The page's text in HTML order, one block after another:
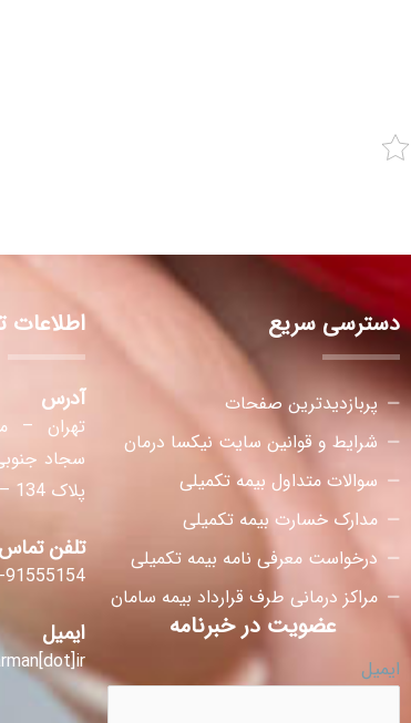
دسترسی سریع
پربازدیدترین صفحات
شرایط و قوانین سایت نیکسا درمان
سوالات متداول بیمه تکمیلی
مدارک خسارت بیمه تکمیلی
درخواست معرفی نامه بیمه تکمیلی
مراکز درمانی طرف قرارداد بیمه سامان
عضویت در خبرنامه
ایمیل
آدرس
تهران –
سجاد
پلاک 134 – طبقه 3 – واحد 6
تلفن تماس
ایمیل